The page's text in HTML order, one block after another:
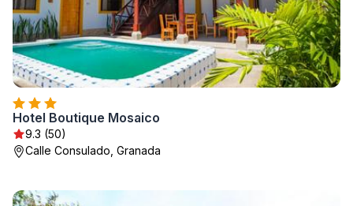
Hotel Boutique Mosaico
9.3 (50)
Calle Consulado, Granada